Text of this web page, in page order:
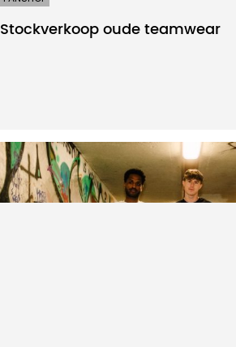
Stockverkoop oude teamwear